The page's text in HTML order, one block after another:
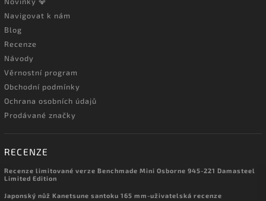
Navigovat k nám
Blog
Recenze
Návody
Věrnostní program
Obchodní podmínky
Ochrana osobních údajů
Prodávané značky
RECENZE
Recenze limitované verze Benchmade Mini Osborne 945-221 Damasteel
Limited Edition
Japonský nůž Kanetsune santoku 165 mm-uživatelská recenze